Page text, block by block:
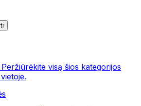
Peržiūrėkite visą šios kategorijos